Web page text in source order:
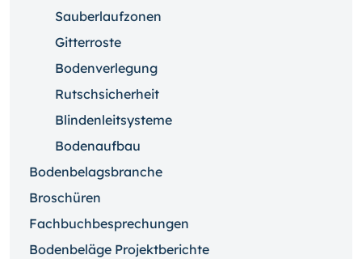
Sauberlaufzonen
Gitterroste
Bodenverlegung
Rutschsicherheit
Blindenleitsysteme
Bodenaufbau
Bodenbelagsbranche
Broschüren
Fachbuchbesprechungen
Bodenbeläge Projektberichte